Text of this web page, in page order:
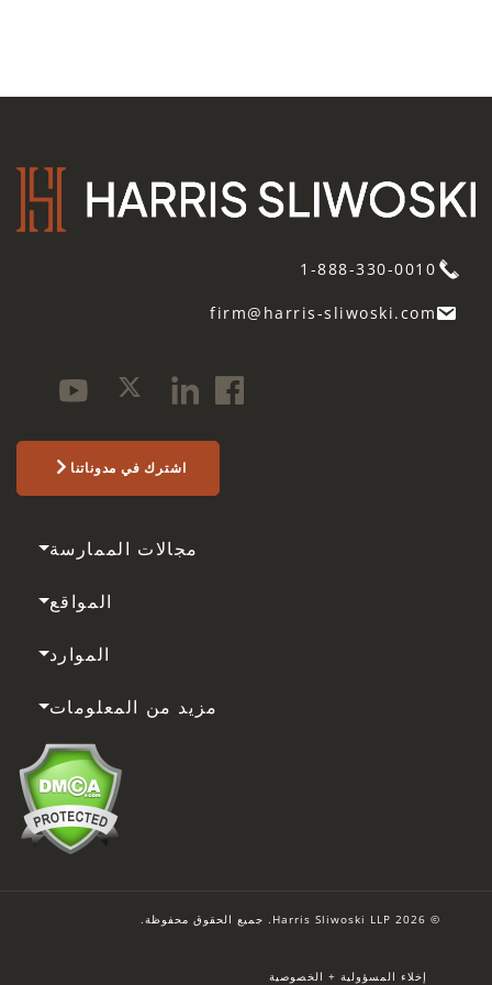
1-888-330-0010
firm@harris-sliwoski.com
اشترك في مدوناتنا
مجالات الممارسة
المواقع
الموارد
مزيد من المعلومات
© 2026 Harris Sliwoski LLP. جميع الحقوق محفوظة.
إخلاء المسؤولية + الخصوصية